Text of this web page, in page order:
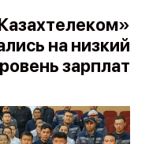
на низкий
зарплат